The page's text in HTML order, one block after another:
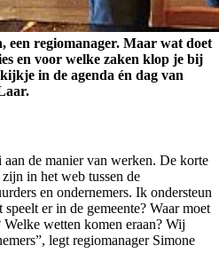
een regiomanager. Maar wat doet
en voor welke zaken klop je bij
in de agenda én dag van
aan de manier van werken. De korte
in het web tussen de
en ondernemers. Ik ondersteun
er in de gemeente? Waar moet
Welke wetten komen eraan? Wij
legt regiomanager Simone